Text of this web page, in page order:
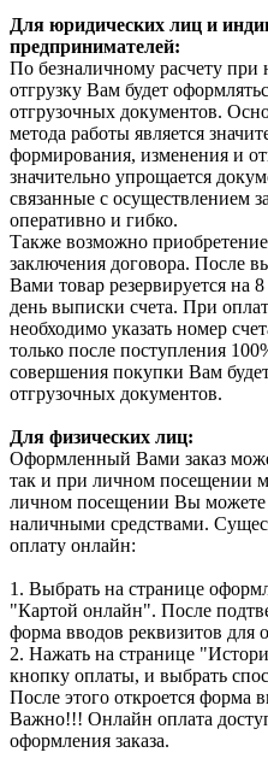
Для юридических лиц и
предпринимателей:
По безналичному расчету
отгрузку Вам будет
отгрузочных документов.
метода работы является
формирования, изменения и
значительно упрощается
связанные с осуществлением
оперативно и гибко.
Также возможно
заключения договора. После
Вами товар резервируется на
день выписки счета. При
необходимо указать номер
только после поступления
совершения покупки Вам
отгрузочных документов.
Для физических лиц:
Оформленный Вами заказ
так и при личном посещении
личном посещении Вы можете
наличными средствами.
оплату онлайн:
1. Выбрать на странице
"Картой онлайн". После
форма вводов реквизитов для
2. Нажать на странице
кнопку оплаты, и выбрать
После этого откроется форма
Важно!!! Онлайн оплата
оформления заказа.